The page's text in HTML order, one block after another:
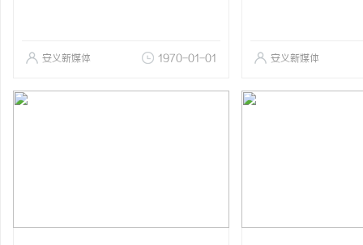
安义新媒体 1970-01-01 安义新媒体